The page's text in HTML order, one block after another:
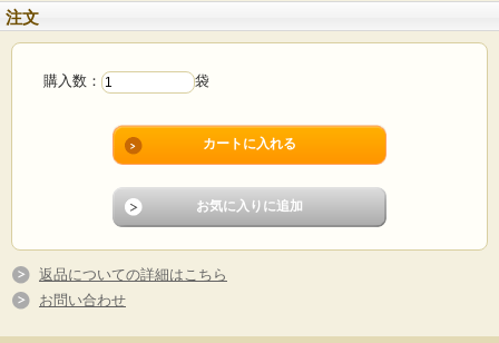
国産全粒粉を使用して、香ばしく焼きあげたプレッツェルです。ツンとくるわさ
びの辛みがビールのおつまみにピッタリ！
おいしさのひみつ
●国産小麦を丸ごと挽いて作られた全粒粉を使用しました。
●丸ごと挽かれた表皮や胚芽の香ばしい風味が、プレッツェルの食べや
●わさびの辛みがビールのおつまみにピッタリの味わいです。
●安曇野産本わさびの刺激に粉末しょうゆをあわせた奥行きのある塩味
です。
注文
購入数： 袋
返品についての詳細はこちら
お問い合わせ